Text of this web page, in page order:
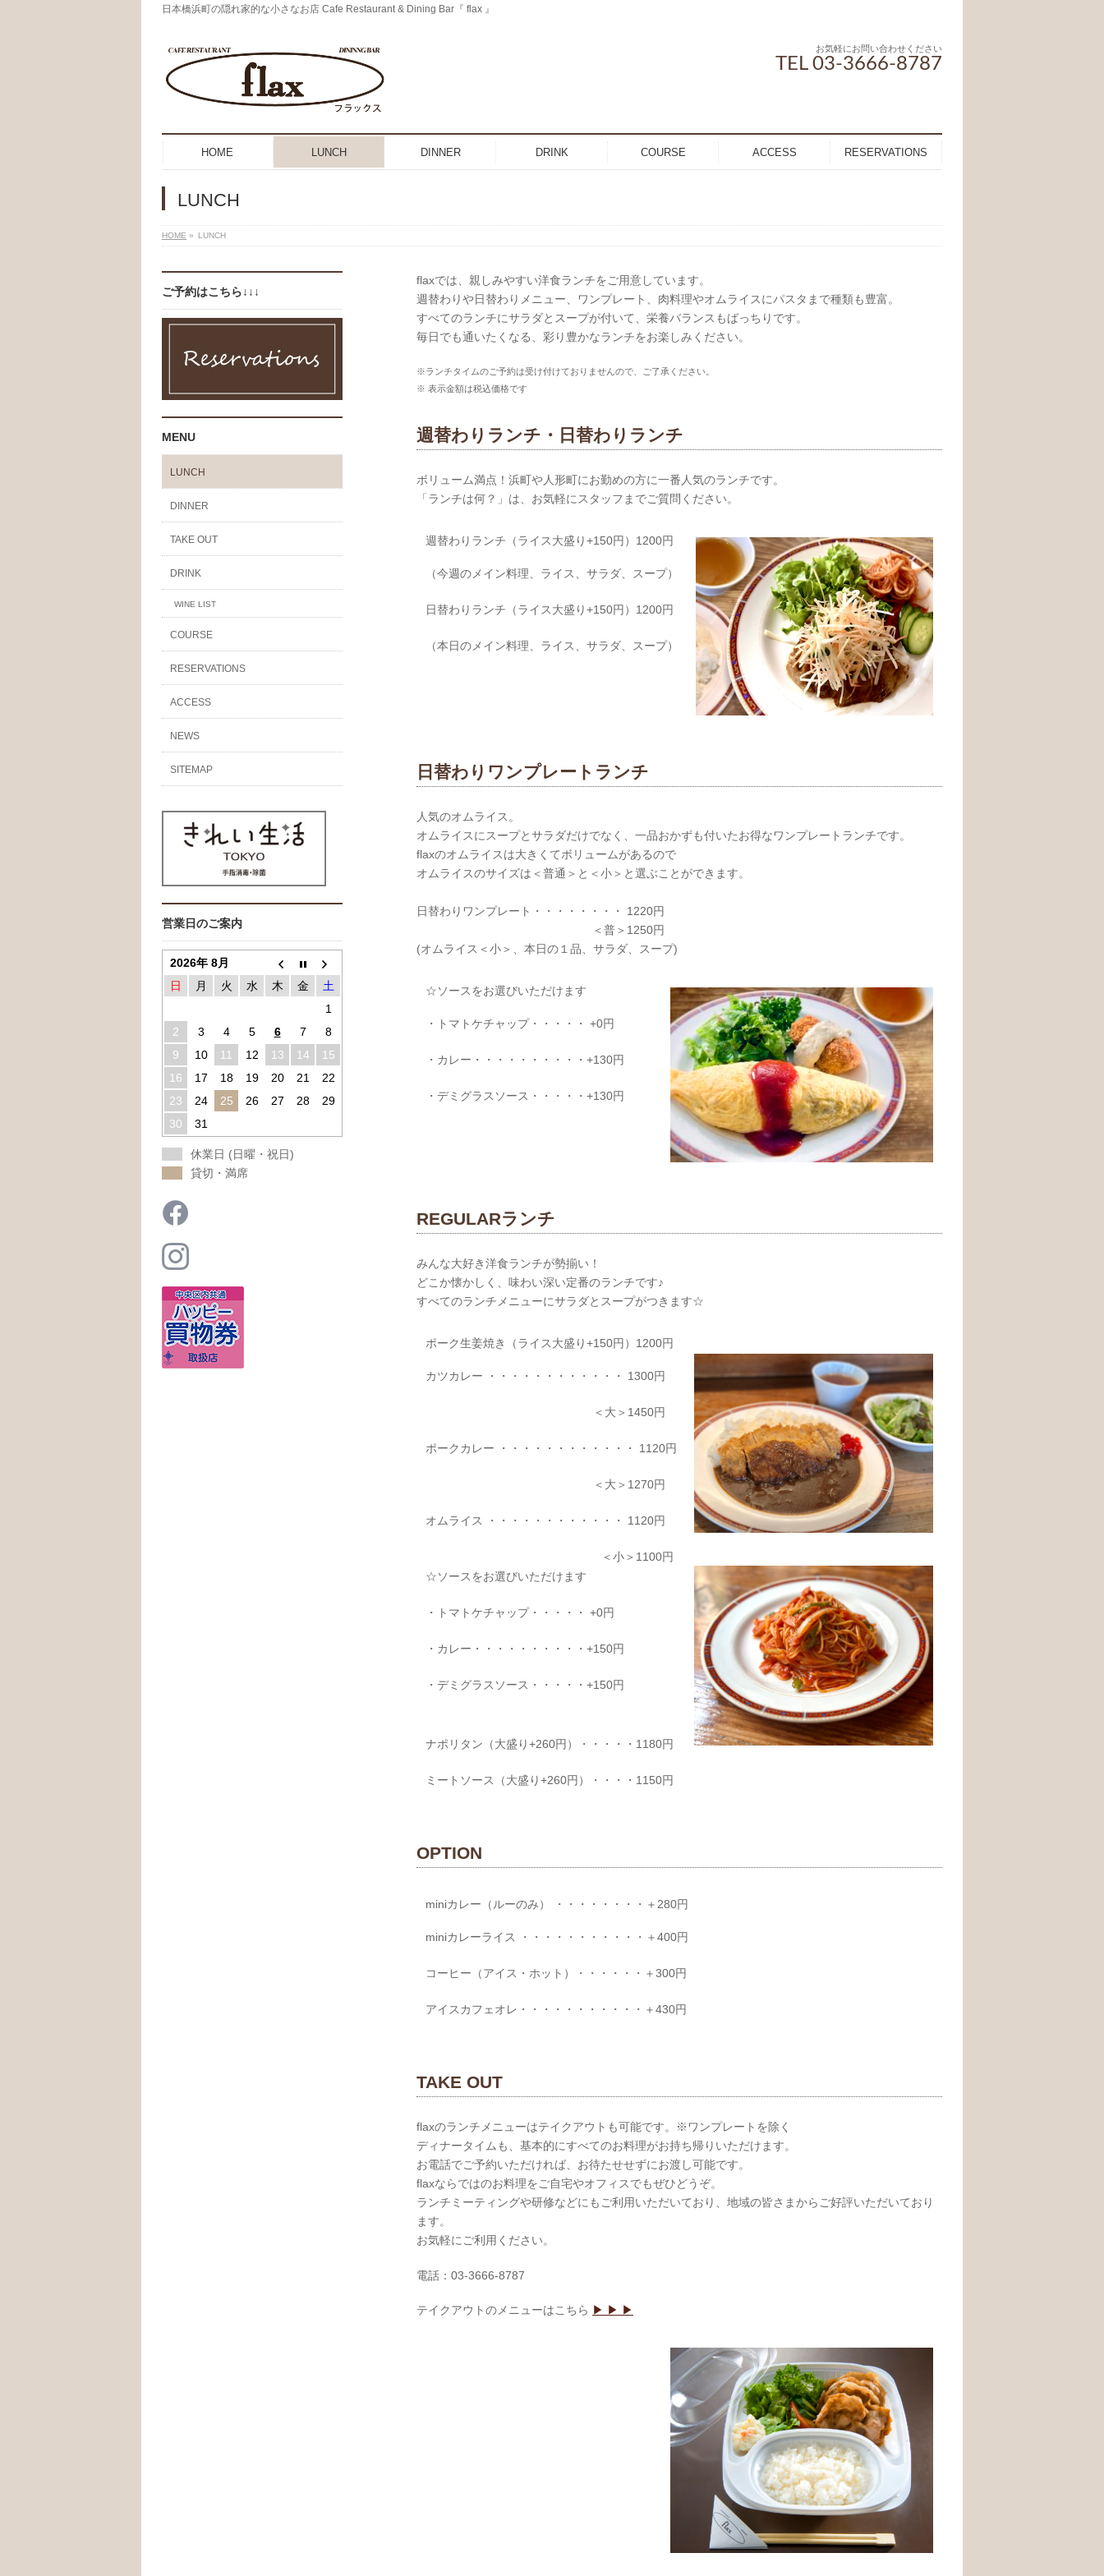
日本橋浜町の隠れ家的な小さなお店 Cafe Restaurant & Dining Bar『 flax 』
お気軽にお問い合わせください
TEL 03-3666-8787
HOME LUNCH DINNER DRINK COURSE ACCESS RESERVATIONS
LUNCH
HOME » LUNCH
flaxでは、親しみやすい洋食ランチをご用意しています。
週替わりや日替わりメニュー、ワンプレート、肉料理やオムライスにパスタまで種類も豊富。
すべてのランチにサラダとスープが付いて、栄養バランスもばっちりです。
毎日でも通いたくなる、彩り豊かなランチをお楽しみください。
※ランチタイムのご予約は受け付けておりませんので、ご了承ください。
※ 表示金額は税込価格です
週替わりランチ・日替わりランチ
ボリューム満点！浜町や人形町にお勤めの方に一番人気のランチです。
「ランチは何？」は、お気軽にスタッフまでご質問ください。
週替わりランチ（ライス大盛り+150円）1200円
（今週のメイン料理、ライス、サラダ、スープ）
日替わりランチ（ライス大盛り+150円）1200円
（本日のメイン料理、ライス、サラダ、スープ）
日替わりワンプレートランチ
人気のオムライス。
オムライスにスープとサラダだけでなく、一品おかずも付いたお得なワンプレートランチです。
flaxのオムライスは大きくてボリュームがあるので
オムライスのサイズは＜普通＞と＜小＞と選ぶことができます。
日替わりワンプレート・・・・・・・・ 1220円
＜普＞1250円
(オムライス＜小＞、本日の１品、サラダ、スープ)
☆ソースをお選びいただけます
・トマトケチャップ・・・・・ +0円
・カレー・・・・・・・・・・+130円
・デミグラスソース・・・・・+130円
REGULARランチ
みんな大好き洋食ランチが勢揃い！
どこか懐かしく、味わい深い定番のランチです♪
すべてのランチメニューにサラダとスープがつきます☆
ポーク生姜焼き（ライス大盛り+150円）1200円
カツカレー ・・・・・・・・・・・・ 1300円
＜大＞1450円
ポークカレー ・・・・・・・・・・・・ 1120円
＜大＞1270円
オムライス ・・・・・・・・・・・・ 1120円
＜小＞1100円
☆ソースをお選びいただけます
・トマトケチャップ・・・・・ +0円
・カレー・・・・・・・・・・+150円
・デミグラスソース・・・・・+150円
ナポリタン（大盛り+260円）・・・・・1180円
ミートソース（大盛り+260円）・・・・1150円
OPTION
miniカレー（ルーのみ） ・・・・・・・・＋280円
miniカレーライス ・・・・・・・・・・・＋400円
コーヒー（アイス・ホット）・・・・・・＋300円
アイスカフェオレ・・・・・・・・・・・＋430円
TAKE OUT
flaxのランチメニューはテイクアウトも可能です。※ワンプレートを除く
ディナータイムも、基本的にすべてのお料理がお持ち帰りいただけます。
お電話でご予約いただければ、お待たせせずにお渡し可能です。
flaxならではのお料理をご自宅やオフィスでもぜひどうぞ。
ランチミーティングや研修などにもご利用いただいており、地域の皆さまからご好評いただいており
ます。
お気軽にご利用ください。
電話：03-3666-8787
テイクアウトのメニューはこちら ▶︎ ▶︎ ▶︎
ご予約はこちら↓↓↓
MENU
LUNCH
DINNER
TAKE OUT
DRINK
WINE LIST
COURSE
RESERVATIONS
ACCESS
NEWS
SITEMAP
営業日のご案内
2026年 8月
日
月 火 水 木 金
土
1
2
3 4 5 6 7
8
9
10 11 12 13 14
15
16
17 18 19 20 21
22
23
24 25 26 27 28
29
30
31
休業日 (日曜・祝日)
貸切・満席